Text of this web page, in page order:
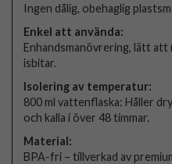
Ingen dålig, obehaglig
Enkel att använda:
Enhandsmanövrering, lätt
isbitar.
Isolering av temperatur:
800 ml vattenflaska: Håller
och kalla i över 48 timmar.
Material:
BPA-fri – tillverkad av